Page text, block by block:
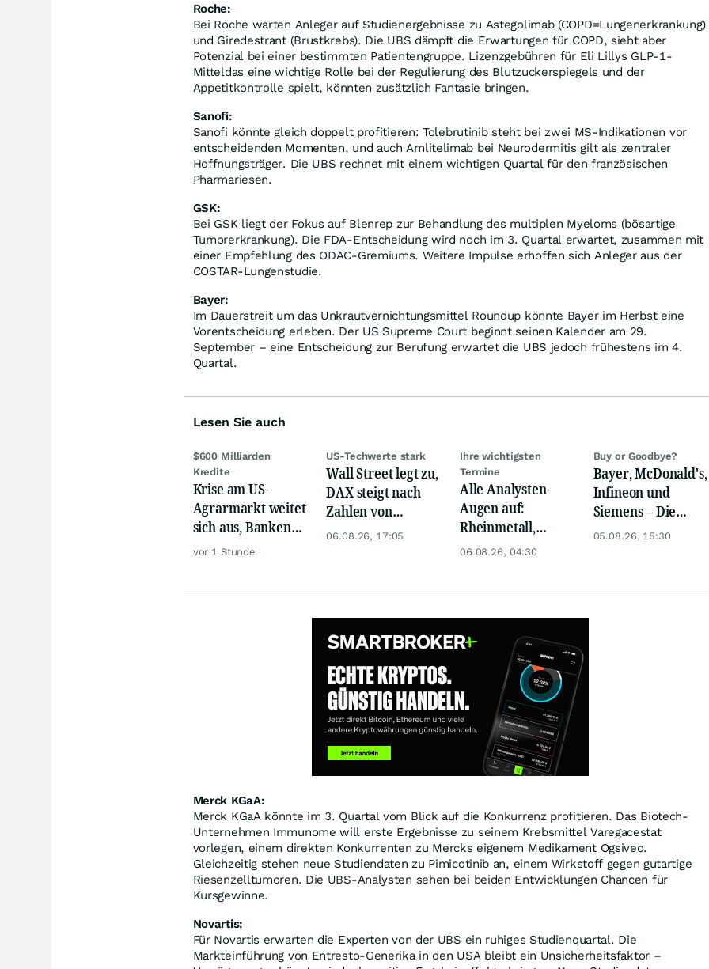
Roche:
Bei Roche warten Anleger auf Studienergebnisse zu Astegolimab (COPD=Lungenerkrankung)
und Giredestrant (Brustkrebs). Die UBS dämpft die Erwartungen für COPD, sieht aber
Potenzial bei einer bestimmten Patientengruppe. Lizenzgebühren für Eli Lillys GLP-1-
Mitteldas eine wichtige Rolle bei der Regulierung des Blutzuckerspiegels und der
Appetitkontrolle spielt, könnten zusätzlich Fantasie bringen.
Sanofi:
Sanofi könnte gleich doppelt profitieren: Tolebrutinib steht bei zwei MS-Indikationen vor
entscheidenden Momenten, und auch Amlitelimab bei Neurodermitis gilt als zentraler
Hoffnungsträger. Die UBS rechnet mit einem wichtigen Quartal für den französischen
Pharmariesen.
GSK:
Bei GSK liegt der Fokus auf Blenrep zur Behandlung des multiplen Myeloms (bösartige
Tumorerkrankung). Die FDA-Entscheidung wird noch im 3. Quartal erwartet, zusammen mit
einer Empfehlung des ODAC-Gremiums. Weitere Impulse erhoffen sich Anleger aus der
COSTAR-Lungenstudie.
Bayer:
Im Dauerstreit um das Unkrautvernichtungsmittel Roundup könnte Bayer im Herbst eine
Vorentscheidung erleben. Der US Supreme Court beginnt seinen Kalender am 29.
September – eine Entscheidung zur Berufung erwartet die UBS jedoch frühestens im 4.
Quartal.
Lesen Sie auch
$600 Milliarden
Kredite
Krise am US-
Agrarmarkt weitet
sich aus, Banken
werden nervös
vor 1 Stunde
US-Techwerte stark
Wall Street legt zu,
DAX steigt nach
Zahlen von
Telekom, Henkel
06.08.26, 17:05
Ihre wichtigsten
Termine
Alle Analysten-
Augen auf:
Rheinmetall,
Deutsche Telekom,
06.08.26, 04:30
Buy or Goodbye?
Bayer, McDonald's,
Infineon und
Siemens – Die
Analystenstimmen
05.08.26, 15:30
Merck KGaA:
Merck KGaA könnte im 3. Quartal vom Blick auf die Konkurrenz profitieren. Das Biotech-
Unternehmen Immunome will erste Ergebnisse zu seinem Krebsmittel Varegacestat
vorlegen, einem direkten Konkurrenten zu Mercks eigenem Medikament Ogsiveo.
Gleichzeitig stehen neue Studiendaten zu Pimicotinib an, einem Wirkstoff gegen gutartige
Riesenzelltumoren. Die UBS-Analysten sehen bei beiden Entwicklungen Chancen für
Kursgewinne.
Novartis:
Für Novartis erwarten die Experten von der UBS ein ruhiges Studienquartal. Die
Markteinführung von Entresto-Generika in den USA bleibt ein Unsicherheitsfaktor –